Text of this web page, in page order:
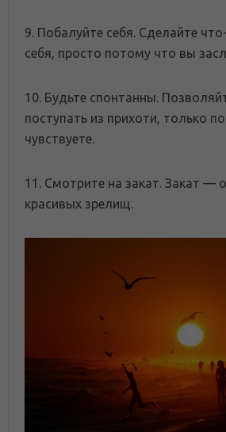
9. Побалуйте себя. Сделайте
себя, просто потому что вы
10. Будьте спонтанны.
поступать из прихоти, только
чувствуете.
11. Смотрите на закат. Закат —
красивых зрелищ.